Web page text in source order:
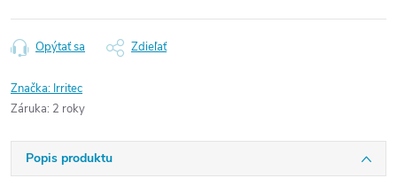
Opýtať sa Zdieľať
Značka: Irritec
Záruka: 2 roky
Popis produktu